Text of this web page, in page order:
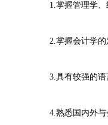
1.掌握管理学、
2.掌握会计学的
3.具有较强的语言
4.熟悉国内外与